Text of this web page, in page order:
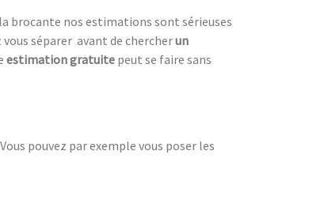
brocante nos estimations sont sérieuses
séparer avant de chercherun
estimation gratuite peut se faire sans
pouvez par exemple vous poser les